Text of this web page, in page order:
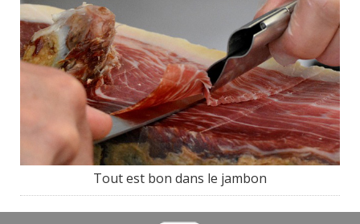
Tout est bon dans le jambon